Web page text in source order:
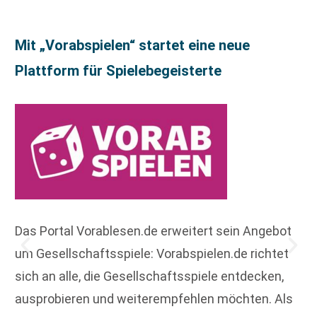
Mit „Vorabspielen“ startet eine neue
Plattform für Spielebegeisterte
Das Portal Vorablesen.de erweitert sein Angebot
um Gesellschaftsspiele: Vorabspielen.de richtet
sich an alle, die Gesellschaftsspiele entdecken,
ausprobieren und weiterempfehlen möchten. Als